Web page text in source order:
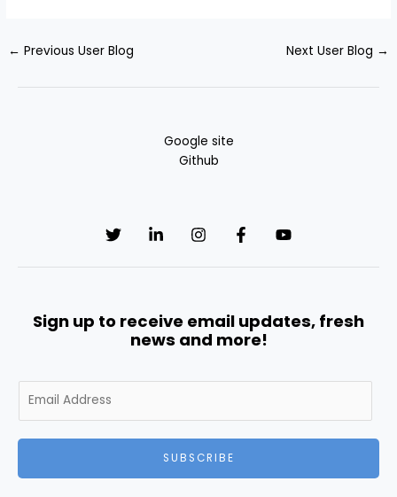
← Previous User Blog Next User Blog →
Google site
Github
Sign up to receive email updates, fresh
news and more!
m
SUBSCRIBE